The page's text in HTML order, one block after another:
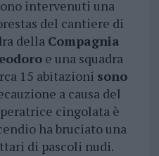
intervenuti una
del cantiere di
della Compagnia
e una squadra
15 abitazioni sono
a causa del
cingolata è
ha bruciato una
di pascoli nudi.